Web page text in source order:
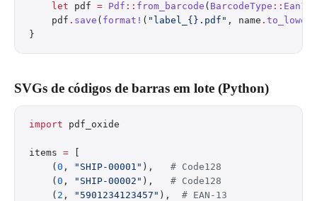
    let
pdf = Pdf :: from_barcode ( BarcodeType :: Ean13
    pdf
. save ( format! ( "label_{}.pdf" , name .
}
SVGs de códigos de barras em lote (Python)
import pdf_oxide
items =
    (
0 , "SHIP-00001" ), # Code128
    (
0 , "SHIP-00002" ), # Code128
    (
2 , "5901234123457" ), # EAN-13